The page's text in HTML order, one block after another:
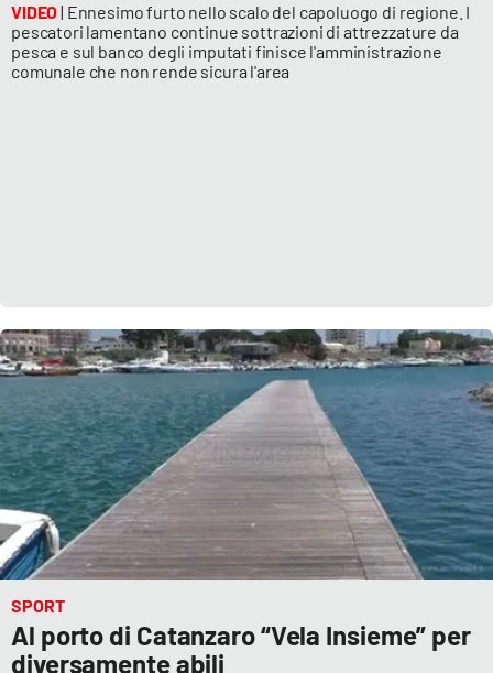
VIDEO| Ennesimo furto nello scalo del capoluogo di regione. I
pescatori lamentano continue sottrazioni di attrezzature da
pesca e sul banco degli imputati finisce l'amministrazione
comunale che non rende sicura l'area
SPORT
Al porto di Catanzaro “Vela Insieme” per
diversamente abili